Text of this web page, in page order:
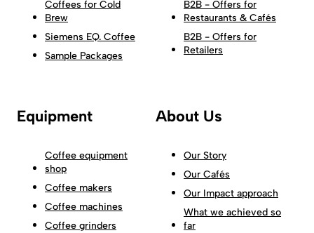
Coffees for Cold
Brew
Siemens EQ. Coffee
Sample Packages
B2B - Offers for
Restaurants & Cafés
B2B - Offers for
Retailers
Equipment
Coffee equipment
shop
Coffee makers
Coffee machines
Coffee grinders
About Us
Our Story
Our Cafés
Our Impact approach
What we achieved so
far